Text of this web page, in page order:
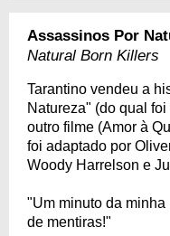
Assassinos Por
Natural Born Killers
Tarantino vendeu a
Natureza" (do qual
outro filme (Amor à
foi adaptado por
Woody Harrelson e
"Um minuto da
de mentiras!"